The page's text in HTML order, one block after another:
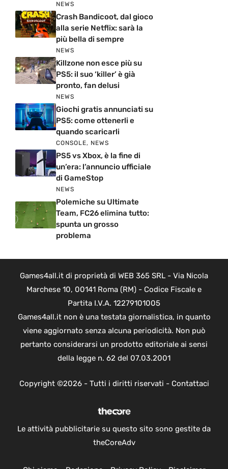
NEWS
Crash Bandicoot, dal gioco
alla serie Netflix: sarà la
più bella di sempre
NEWS
Killzone non esce più su
PS5: il suo ‘killer’ è già
pronto, fan delusi
NEWS
Giochi gratis annunciati su
PS5: come ottenerli e
quando scaricarli
CONSOLE, NEWS
PS5 vs Xbox, è la fine di
un’era: l’annuncio ufficiale
di GameStop
NEWS
Polemiche su Ultimate
Team, FC26 elimina tutto:
spunta un grosso
problema
Games4all.it di proprietà di WEB 365 SRL - Via Nicola
Marchese 10, 00141 Roma (RM) - Codice Fiscale e
Partita I.V.A. 12279101005
Games4all.it non è una testata giornalistica, in quanto
viene aggiornato senza alcuna periodicità. Non può
pertanto considerarsi un prodotto editoriale ai sensi
della legge n. 62 del 07.03.2001
Copyright ©2026 - Tutti i diritti riservati - Contattaci
Le attività pubblicitarie su questo sito sono gestite da
theCoreAdv